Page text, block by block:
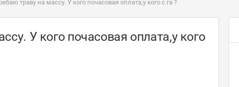
траву на массу. У кого почасовая оплата,у кого с га ?
У кого почасовая оплата,у кого